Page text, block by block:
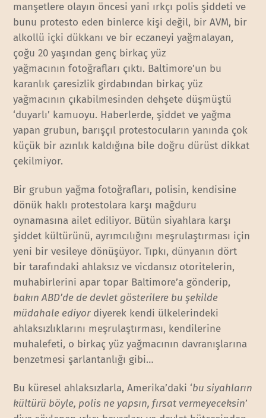
manşetlere olayın öncesi yani ırkçı polis şiddeti ve
bunu protesto eden binlerce kişi değil, bir AVM, bir
alkollü içki dükkanı ve bir eczaneyi yağmalayan,
çoğu 20 yaşından genç birkaç yüz
yağmacının fotoğrafları çıktı. Baltimore’un bu
karanlık çaresizlik girdabından birkaç yüz
yağmacının çıkabilmesinden dehşete düşmüştü
‘duyarlı’ kamuoyu. Haberlerde, şiddet ve yağma
yapan grubun, barışçıl protestocuların yanında çok
küçük bir azınlık kaldığına bile doğru dürüst dikkat
çekilmiyor.
Bir grubun yağma fotoğrafları, polisin, kendisine
dönük haklı protestolara karşı mağduru
oynamasına ailet ediliyor. Bütün siyahlara karşı
şiddet kültürünü, ayrımcılığını meşrulaştırması için
yeni bir vesileye dönüşüyor. Tıpkı, dünyanın dört
bir tarafındaki ahlaksız ve vicdansız otoritelerin,
muhabirlerini apar topar Baltimore’a gönderip,
bakın ABD’de de devlet gösterilere bu şekilde
müdahale ediyordiyerek kendi ülkelerindeki
ahlaksızlıklarını meşrulaştırması, kendilerine
muhalefeti, o birkaç yüz yağmacının davranışlarına
benzetmesi şarlantanlığı gibi…
Bu küresel ahlaksızlarla, Amerika’daki ‘bu siyahların
kültürü böyle, polis ne yapsın, fırsat vermeyeceksin’